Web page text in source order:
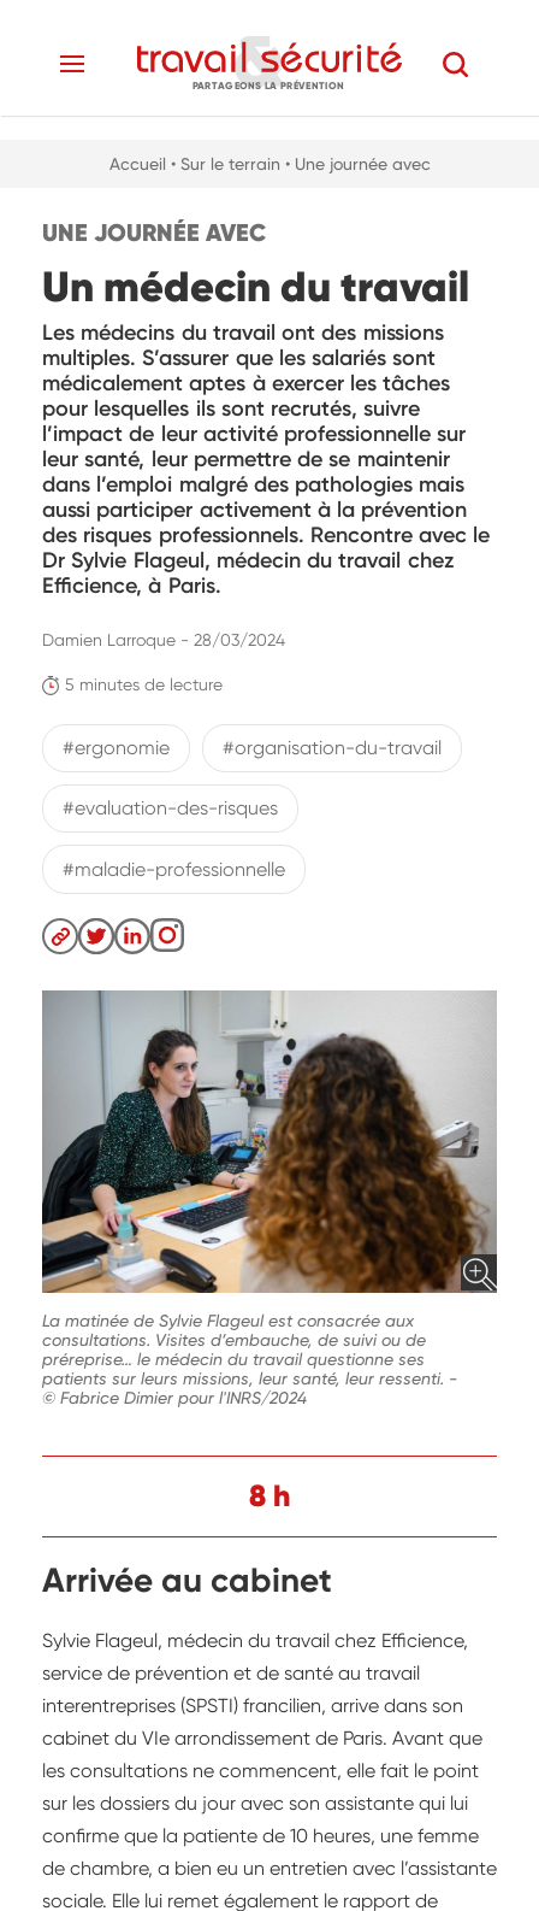
PARTAGEONS LA PRÉVENTION
Accueil • Sur le terrain • Une journée avec
UNE JOURNÉE AVEC
Un médecin du travail
Les médecins du travail ont des missions
multiples. S’assurer que les salariés sont
médicalement aptes à exercer les tâches
pour lesquelles ils sont recrutés, suivre
l’impact de leur activité professionnelle sur
leur santé, leur permettre de se maintenir
dans l’emploi malgré des pathologies mais
aussi participer activement à la prévention
des risques professionnels. Rencontre avec le
Dr Sylvie Flageul, médecin du travail chez
Efficience, à Paris.
5 minutes de lecture
Damien Larroque - 28/03/2024
#ergonomie #organisation-du-travail
#evaluation-des-risques
#maladie-professionnelle
La matinée de Sylvie Flageul est consacrée aux
consultations. Visites d’embauche, de suivi ou de
préreprise… le médecin du travail questionne ses
patients sur leurs missions, leur santé, leur ressenti. -
© Fabrice Dimier pour l'INRS/2024
8 h
Arrivée au cabinet
Sylvie Flageul, médecin du travail chez Efficience,
service de prévention et de santé au travail
interentreprises (SPSTI) francilien, arrive dans son
cabinet du VIe arrondissement de Paris. Avant que
les consultations ne commencent, elle fait le point
sur les dossiers du jour avec son assistante qui lui
confirme que la patiente de 10 heures, une femme
de chambre, a bien eu un entretien avec l’assistante
sociale. Elle lui remet également le rapport de